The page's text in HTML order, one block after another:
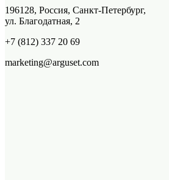
196128, Россия, Санкт-Петербург,
ул. Благодатная, 2
+7 (812) 337 20 69
marketing@arguset.com